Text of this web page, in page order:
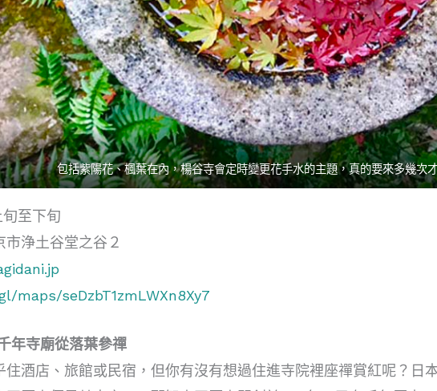
包括紫陽花、楓葉在內，楊谷寺會定時變更花手水的主題，真的要來多幾次
旬至下旬
浄土谷堂之谷２
maps/seDzbT1zmLWXn8Xy7
年寺廟從落葉參禪
住酒店、旅館或民宿，但你有沒有想過住進寺院裡座禪賞紅呢？日